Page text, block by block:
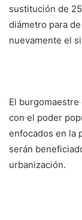
sustitución de
diámetro para
nuevamente el
El
con el poder
enfocados en la
serán
urbanización.